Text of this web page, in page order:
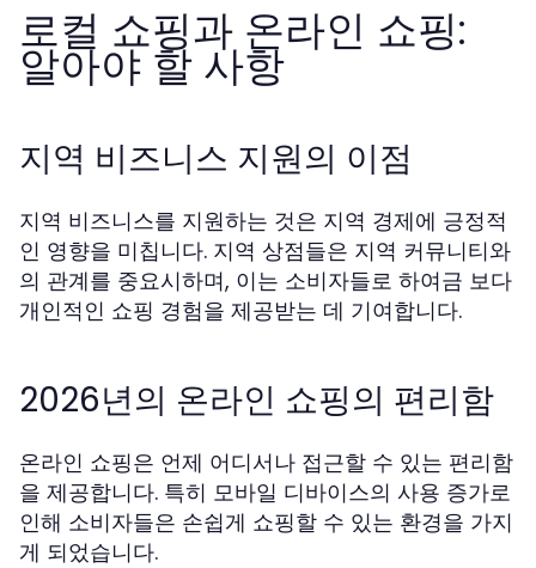
로컬 쇼핑과 온라인 쇼핑:
알아야 할 사항
지역 비즈니스 지원의 이점
지역 비즈니스를 지원하는 것은 지역 경제에 긍정적
인 영향을 미칩니다. 지역 상점들은 지역 커뮤니티와
의 관계를 중요시하며, 이는 소비자들로 하여금 보다
개인적인 쇼핑 경험을 제공받는 데 기여합니다.
2026년의 온라인 쇼핑의 편리함
온라인 쇼핑은 언제 어디서나 접근할 수 있는 편리함
을 제공합니다. 특히 모바일 디바이스의 사용 증가로
인해 소비자들은 손쉽게 쇼핑할 수 있는 환경을 가지
게 되었습니다.